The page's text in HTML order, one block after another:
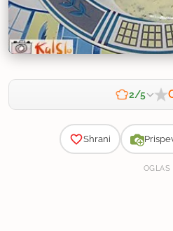
2/5
Shrani
OGLAS